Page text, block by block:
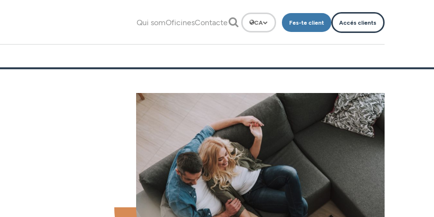
Qui somOficinesContacte CA Fes-te client Accés clients